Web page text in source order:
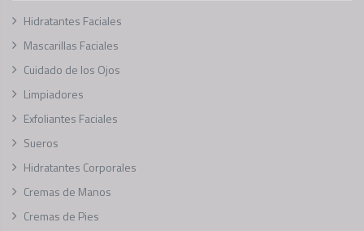
Hidratantes Faciales
Mascarillas Faciales
Cuidado de los Ojos
Limpiadores
Exfoliantes Faciales
Sueros
Hidratantes Corporales
Cremas de Manos
Cremas de Pies